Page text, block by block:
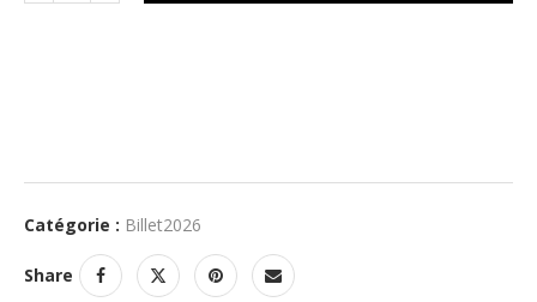
Catégorie : Billet2026
Share